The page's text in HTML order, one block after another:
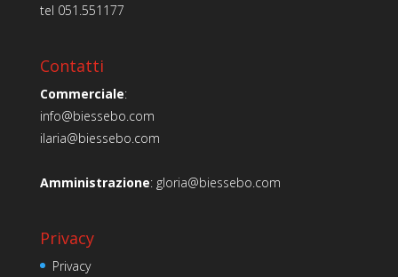
tel 051.551177
Contatti
Commerciale:
info@biessebo.com
ilaria@biessebo.com
Amministrazione: gloria@biessebo.com
Privacy
Privacy